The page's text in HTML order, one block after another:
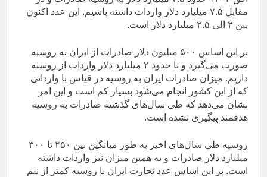
مقابل ۷.۵ میلیارد دلار واردات داشته باشیم. این عدد اکنون
بین ۲ الی ۲.۵ میلیارد دلار است.
بر این اساس ۵۰۰ میلیون دلار صادرات از ایران به روسیه
صورت می‌گیرد و تا حدود ۲ میلیارد دلار واردات از روسیه
داریم. میزان صادرات ایران به روسیه در قیاس با وارداتی
که از این کشور انجام می‌شود بسیار کم است و این امر
نشان می‌دهد که طی سال‌های گذشته صادرات به روسیه
هدفمند پیگیری نشده است.
روسیه طی سال‌های اخیر به طور میانگین بین ۲۵۰ تا ۳۰۰
میلیارد دلار صادرات و به همین میزان نیز واردات داشته
است. بر این اساس عدد تجارت ایران با روسیه کمتر از نیم